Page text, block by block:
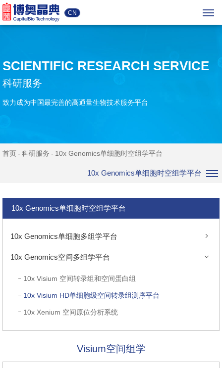
CN
SCIENTIFIC RESEARCH SERVICE
科研服务
致力成为中国最完善的高通量生物技术服务平台
首页 科研服务 10x Genomics单细胞时空组学平台
10x Genomics单细胞时空组学平台
10x Genomics单细胞时空组学平台
10x Genomics单细胞多组学平台
10x Genomics空间多组学平台
10x Visium 空间转录组和空间蛋白组
10x Visium HD单细胞级空间转录组测序平台
10x Xenium 空间原位分析系统
Visium空间组学